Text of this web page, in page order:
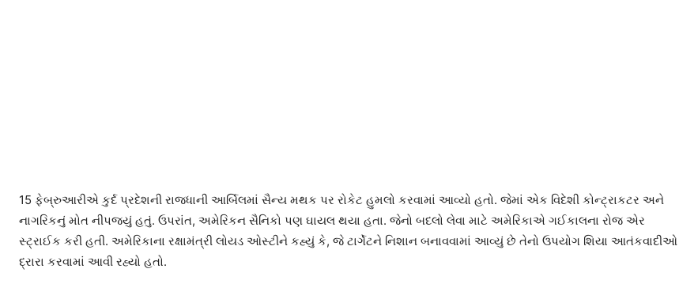
15 ફેબ્રુઆરીએ કુર્દ પ્રદેશની રાજધાની આર્બિલમાં સૈન્ય મથક પર રોકેટ હુમલો કરવામાં આવ્યો હતો. જેમાં એક વિદેશી કોન્ટ્રાકટર અને
નાગરિકનું મોત નીપજ્યું હતું. ઉપરાંત, અમેરિકન સૈનિકો પણ ઘાયલ થયા હતા. જેનો બદલો લેવા માટે અમેરિકાએ ગઈકાલના રોજ એર
સ્ટ્રાઈક કરી હતી. અમેરિકાના રક્ષામંત્રી લોયડ ઓસ્ટીને કહ્યું કે, જે ટાર્ગેટને નિશાન બનાવવામાં આવ્યું છે તેનો ઉપયોગ શિયા આતંકવાદીઓ
દ્રારા કરવામાં આવી રહ્યો હતો.